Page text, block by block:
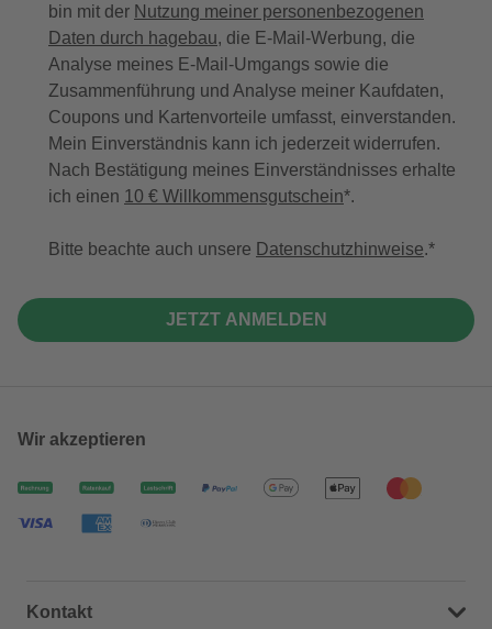
bin mit der Nutzung meiner personenbezogenen
Daten durch hagebau, die E-Mail-Werbung, die
Analyse meines E-Mail-Umgangs sowie die
Zusammenführung und Analyse meiner Kaufdaten,
Coupons und Kartenvorteile umfasst, einverstanden.
Mein Einverständnis kann ich jederzeit widerrufen.
Nach Bestätigung meines Einverständnisses erhalte
ich einen 10 € Willkommensgutschein*.
Bitte beachte auch unsere Datenschutzhinweise.
JETZT ANMELDEN
Wir akzeptieren
Kontakt